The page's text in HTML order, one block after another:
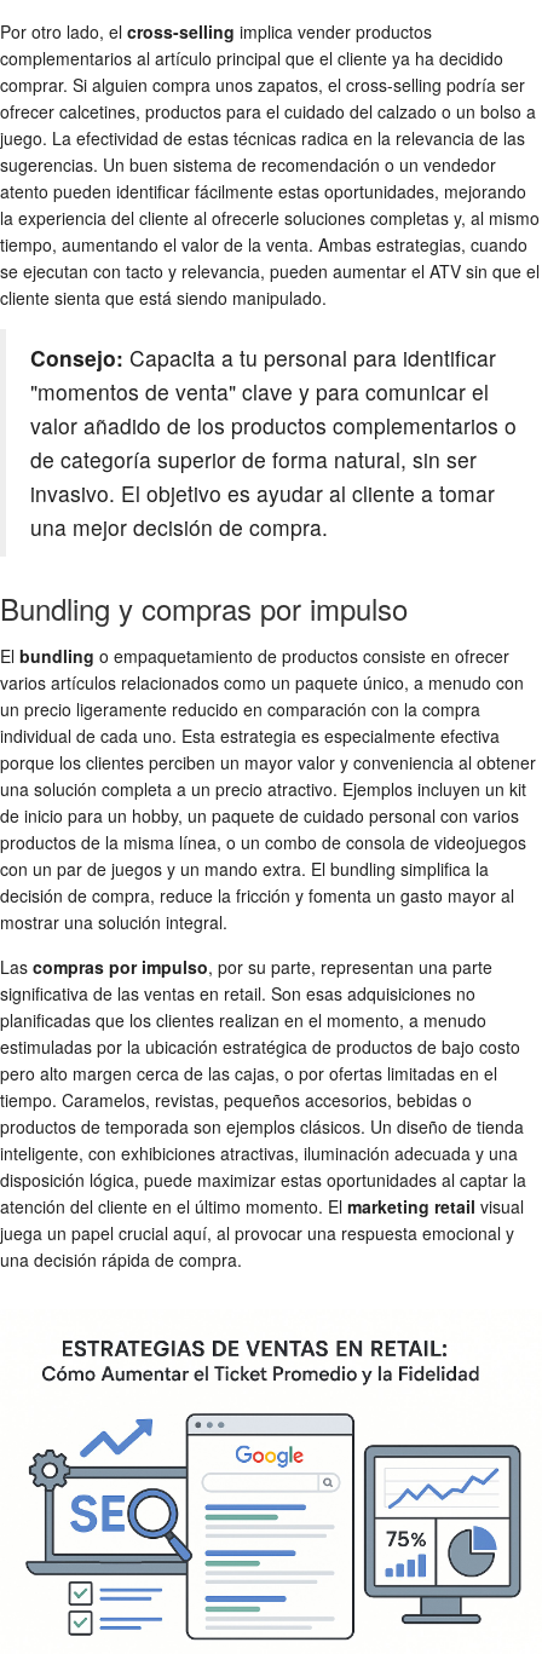
Por otro lado, el cross-selling implica vender productos
complementarios al artículo principal que el cliente ya ha decidido
comprar. Si alguien compra unos zapatos, el cross-selling podría ser
ofrecer calcetines, productos para el cuidado del calzado o un bolso a
juego. La efectividad de estas técnicas radica en la relevancia de las
sugerencias. Un buen sistema de recomendación o un vendedor
atento pueden identificar fácilmente estas oportunidades, mejorando
la experiencia del cliente al ofrecerle soluciones completas y, al mismo
tiempo, aumentando el valor de la venta. Ambas estrategias, cuando
se ejecutan con tacto y relevancia, pueden aumentar el ATV sin que el
cliente sienta que está siendo manipulado.
Consejo: Capacita a tu personal para identificar
"momentos de venta" clave y para comunicar el
valor añadido de los productos complementarios o
de categoría superior de forma natural, sin ser
invasivo. El objetivo es ayudar al cliente a tomar
una mejor decisión de compra.
Bundling y compras por impulso
El bundling o empaquetamiento de productos consiste en ofrecer
varios artículos relacionados como un paquete único, a menudo con
un precio ligeramente reducido en comparación con la compra
individual de cada uno. Esta estrategia es especialmente efectiva
porque los clientes perciben un mayor valor y conveniencia al obtener
una solución completa a un precio atractivo. Ejemplos incluyen un kit
de inicio para un hobby, un paquete de cuidado personal con varios
productos de la misma línea, o un combo de consola de videojuegos
con un par de juegos y un mando extra. El bundling simplifica la
decisión de compra, reduce la fricción y fomenta un gasto mayor al
mostrar una solución integral.
Las compras por impulso, por su parte, representan una parte
significativa de las ventas en retail. Son esas adquisiciones no
planificadas que los clientes realizan en el momento, a menudo
estimuladas por la ubicación estratégica de productos de bajo costo
pero alto margen cerca de las cajas, o por ofertas limitadas en el
tiempo. Caramelos, revistas, pequeños accesorios, bebidas o
productos de temporada son ejemplos clásicos. Un diseño de tienda
inteligente, con exhibiciones atractivas, iluminación adecuada y una
disposición lógica, puede maximizar estas oportunidades al captar la
atención del cliente en el último momento. El marketing retail visual
juega un papel crucial aquí, al provocar una respuesta emocional y
una decisión rápida de compra.